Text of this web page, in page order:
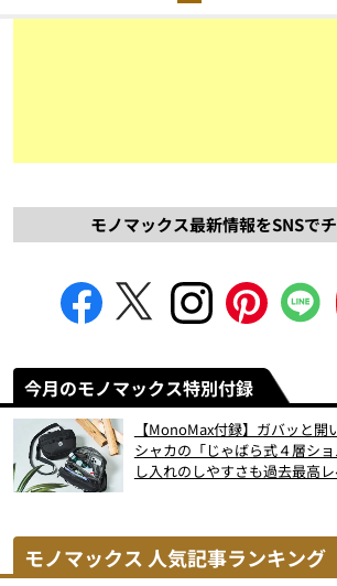
モノマックス最新情報をSNSで
今月のモノマックス特別付録
【MonoMax付録】ガバッと開
シャカの「じゃばら式４層シ
し入れのしやすさも過去最高
モノマックス 人気記事ランキング